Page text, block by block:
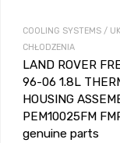
COOLING SYSTEMS /
CHŁODZENIA
LAND ROVER
96-06 1.8L
HOUSING
PEM10025FM
genuine parts